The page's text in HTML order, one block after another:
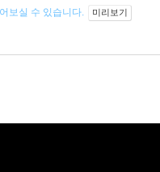
보실 수 있습니다. 미리보기